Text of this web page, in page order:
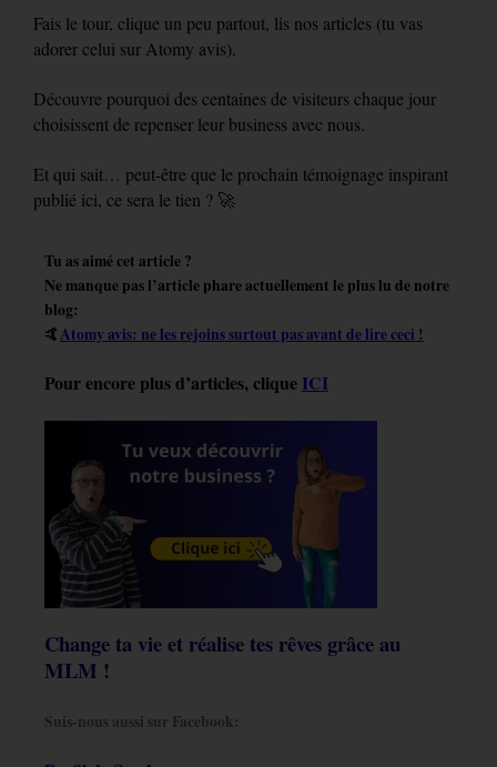
Fais le tour, clique un peu partout, lis nos articles (tu vas
adorer celui sur Atomy avis).
Découvre pourquoi des centaines de visiteurs chaque jour
choisissent de repenser leur business avec nous.
Et qui sait… peut-être que le prochain témoignage inspirant
publié ici, ce sera le tien ? 🚀
Tu as aimé cet article ?
Ne manque pas l’article phare actuellement le plus lu de notre
blog:
🤙Atomy avis: ne les rejoins surtout pas avant de lire ceci !
Pour encore plus d’articles, clique ICI
Change ta vie et réalise tes rêves grâce au
MLM !
Suis-nous aussi sur Facebook: